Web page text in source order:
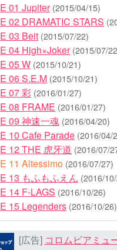
01 Jupiter (2015/04/15)
02 DRAMATIC STARS
03 Beit (2015/07/22)
04 High×Joker (2015/07/
05 W (2015/10/21)
06 S.E.M (2015/10/21)
07 彩 (2016/01/27)
08 FRAME (2016/01/27)
09 神速一魂 (2016/04/20)
10 Cafe Parade (2016/04/
12 THE 虎牙道 (2016/07/
11 Altessimo (2016/07/27)
13 もふもふえん (2016/
14 F-LAGS (2016/10/26)
15 Legenders (2016/10/26)
[広告] コロムビアミュ